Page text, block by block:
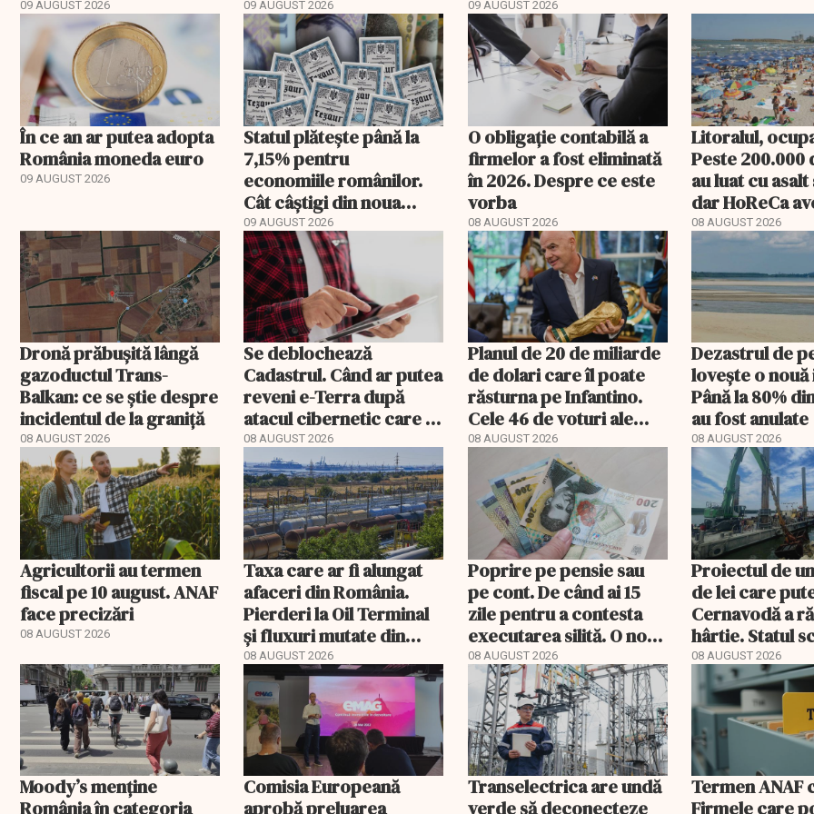
09 AUGUST 2026
devin tropicale
09 AUGUST 2026
de terenuri. Anchetă
WSJ
09 AUGUST 2026
În ce an ar putea adopta
România moneda euro
09 AUGUST 2026
Statul plătește până la
7,15% pentru
economiile românilor.
Cât câștigi din noua
ediție TEZAUR
09 AUGUST 2026
O obligație contabilă a
firmelor a fost eliminată
în 2026. Despre ce este
vorba
08 AUGUST 2026
Litoralul,
Peste
au luat cu
dar HoReCa
„Nu avem un
profit”
08 AUGUST 2026
Dronă prăbușită lângă
gazoductul Trans-
Balkan: ce se știe despre
incidentul de la graniță
08 AUGUST 2026
Se deblochează
Cadastrul. Când ar putea
reveni e-Terra după
atacul cibernetic care a
blocat tranzacțiile
imobiliare
08 AUGUST 2026
Planul de 20 de miliarde
de dolari care îl poate
răsturna pe Infantino.
Cele 46 de voturi ale
Asiei decid viitorul FIFA
08 AUGUST 2026
Dezastrul de
lovește o
Până la 80%
au fost anulate
08 AUGUST 2026
Agricultorii au termen
fiscal pe 10 august. ANAF
face precizări
08 AUGUST 2026
Taxa care ar fi alungat
afaceri din România.
Pierderi la Oil Terminal
și fluxuri mutate din
Portul Constanța
08 AUGUST 2026
Poprire pe pensie sau
pe cont. De când ai 15
zile pentru a contesta
executarea silită. O nouă
decizie CCR
08 AUGUST 2026
Proiectul de
de lei care
Cernavodă a
hârtie. Statul
acum barje în
08 AUGUST 2026
Moody’s menține
Comisia Europeană
Transelectrica are undă
Termen ANAF